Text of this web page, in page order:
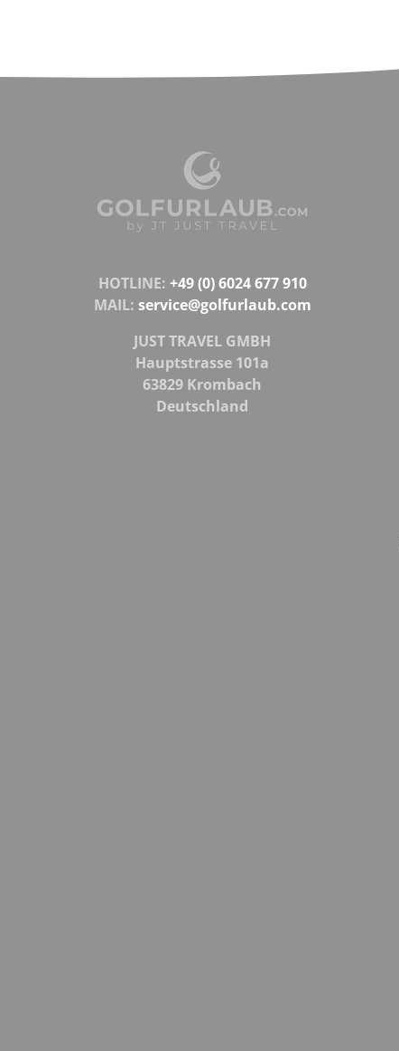
HOTLINE: +49 (0) 6024 677 910
MAIL: service@golfurlaub.com
JUST TRAVEL GMBH
Hauptstrasse 101a
63829 Krombach
Deutschland